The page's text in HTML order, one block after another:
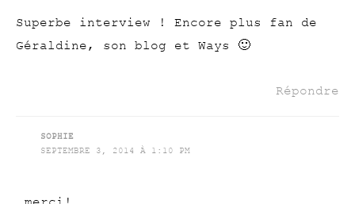
Superbe interview ! Encore plus fan de
Géraldine, son blog et Ways 🙂
Répondre
SOPHIE
SEPTEMBRE 3, 2014 À 1:10 PM